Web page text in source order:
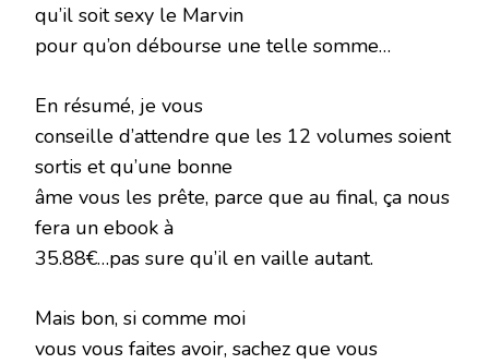
qu’il soit sexy le Marvin
pour qu’on débourse une telle somme…
En résumé, je vous
conseille d’attendre que les 12 volumes soient
sortis et qu’une bonne
âme vous les prête, parce que au final, ça nous
fera un ebook à
35.88€…pas sure qu’il en vaille autant.
Mais bon, si comme moi
vous vous faites avoir, sachez que vous